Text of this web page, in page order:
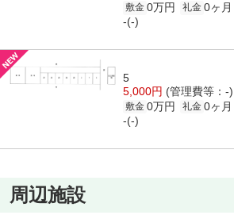
敷金 0万円 礼金 0ヶ月
-(-)
5
5,000円 (管理費等：-)
敷金 0万円 礼金 0ヶ月
-(-)
周辺施設